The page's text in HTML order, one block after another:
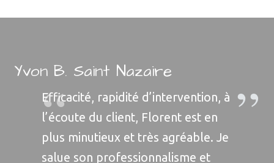
Yvon B. Saint Nazaire
Efficacité, rapidité d’intervention, à
l’écoute du client, Florent est en
plus minutieux et très agréable. Je
salue son professionnalisme et